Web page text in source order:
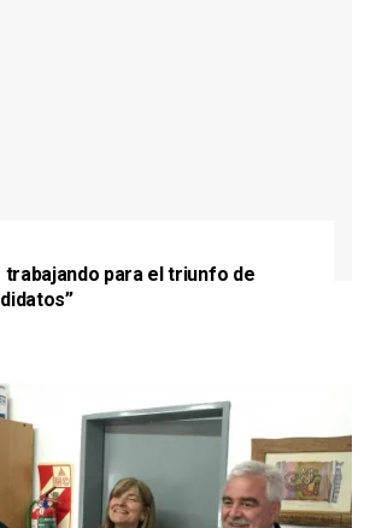
trabajando para el triunfo de